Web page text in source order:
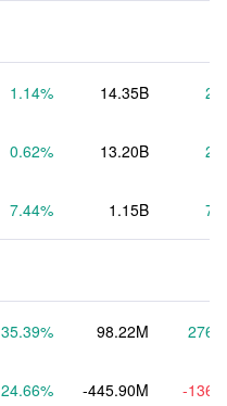
1.14% 14.35B
0.62% 13.20B
7.44% 1.15B
35.39% 98.22M
24.66% -445.90M -